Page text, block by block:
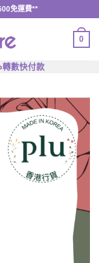
免運費**
0
數快付款